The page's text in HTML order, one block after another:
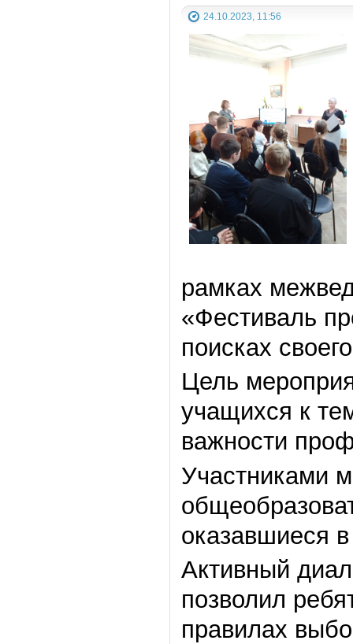
24.10.2023, 11:56
рамках
«Фестиваль
поисках
Цель
учащихся к
важности
Участниками
оказавшиеся
Активный
позволил
правилах